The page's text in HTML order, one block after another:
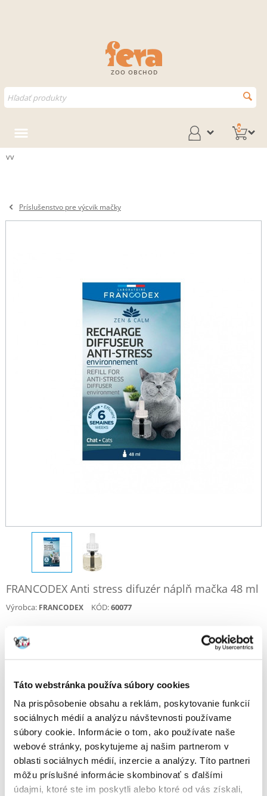
Táto webstránka používa súbory cookies
Na prispôsobenie obsahu a reklám, poskytovanie funkcií
sociálnych médií a analýzu návštevnosti používame
súbory cookie. Informácie o tom, ako používate naše
webové stránky, poskytujeme aj našim partnerom v
oblasti sociálnych médií, inzercie a analýzy. Títo partneri
môžu príslušné informácie skombinovať s ďalšími
údajmi, ktoré ste im poskytli alebo ktoré od vás získali,
ZOO OBCHOD
0
vv
Príslušenstvo pre výcvik mačky
FRANCODEX Anti stress difuzér náplň mačka 48 ml
Výrobca: FRANCODEX KÓD:60077
Napísať recenziu
€15.54
ODOSIELAME DO 48HODÍN
Fotky našich zákazníkovPozri ďalšie fotografie
Popis
Náplň do difuzéra.Prípravok, ktorý pomáha mačkám znižovať stres.
- prevádzka difuzéra je približne 6 týždňov
- plocha difúzora je 60 m2